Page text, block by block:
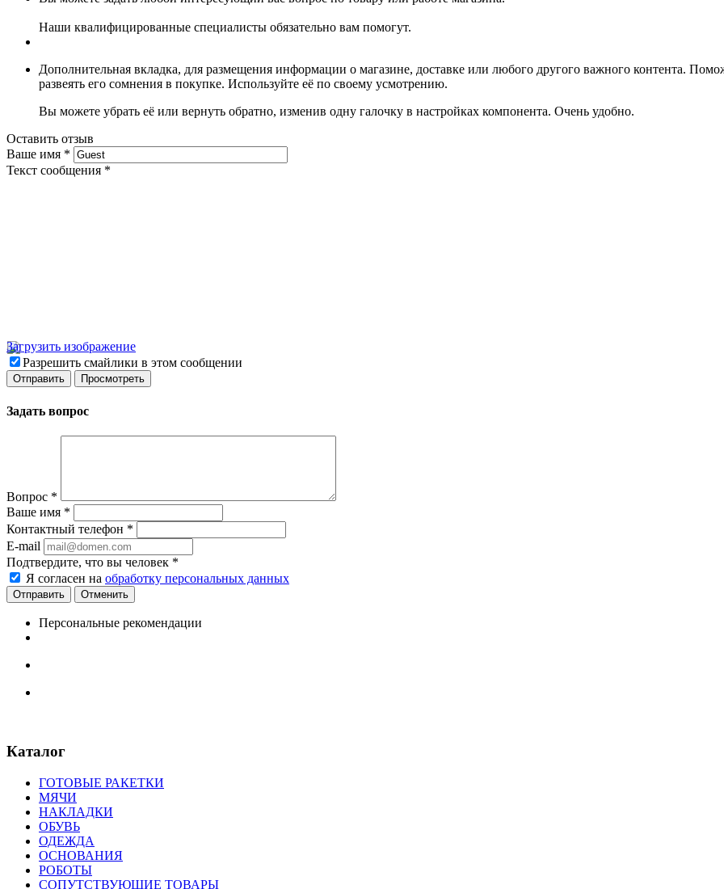
Наши квалифицированные специалисты обязательно вам помогут.
Дополнительная вкладка, для размещения информации о магазине, доставке или любого другого важного контента.
развеять его сомнения в покупке. Используйте её по своему усмотрению.
Вы можете убрать её или вернуть обратно, изменив одну галочку в настройках компонента. Очень удобно.
Оставить отзыв
Ваше имя *
Текст сообщения *
Загрузить изображение
Разрешить смайлики в этом сообщении
Задать вопрос
Вопрос *
Ваше имя *
Контактный телефон *
E-mail
Подтвердите, что вы человек *
Я согласен на обработку персональных данных
Отменить
Персональные рекомендации
Каталог
ГОТОВЫЕ РАКЕТКИ
МЯЧИ
НАКЛАДКИ
ОБУВЬ
ОДЕЖДА
ОСНОВАНИЯ
РОБОТЫ
СОПУТСТВУЮЩИЕ ТОВАРЫ